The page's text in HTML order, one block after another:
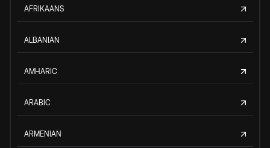
AFRIKAANS
ALBANIAN
AMHARIC
ARABIC
ARMENIAN